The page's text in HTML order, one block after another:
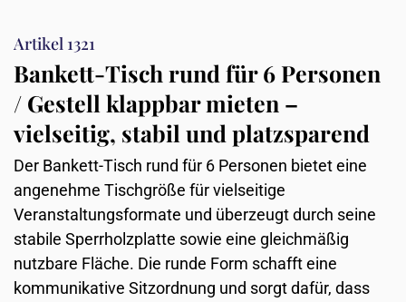
Artikel 1321
Bankett-Tisch rund für 6 Personen
/ Gestell klappbar mieten –
vielseitig, stabil und platzsparend
Der Bankett-Tisch rund für 6 Personen bietet eine
angenehme Tischgröße für vielseitige
Veranstaltungsformate und überzeugt durch seine
stabile Sperrholzplatte sowie eine gleichmäßig
nutzbare Fläche. Die runde Form schafft eine
kommunikative Sitzordnung und sorgt dafür, dass